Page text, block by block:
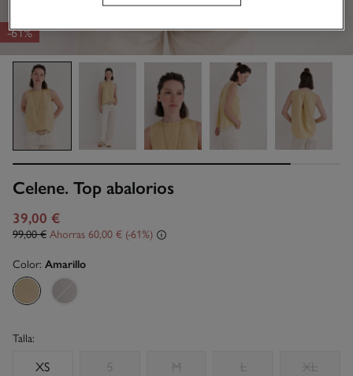
-61%
Celene. Top abalorios
39,00 €
99,00 € Ahorras 60,00 € 61
Color: Amarillo
Talla:
XS S M L XL